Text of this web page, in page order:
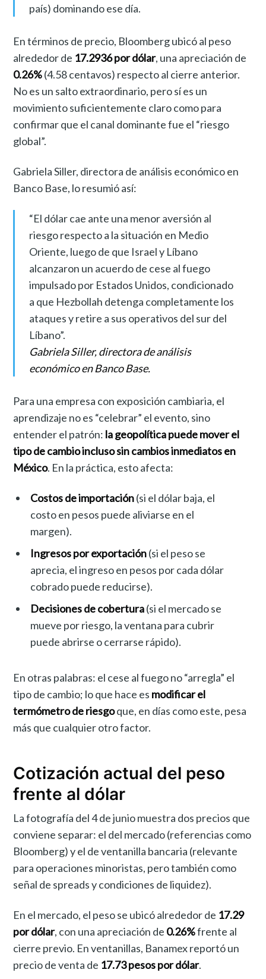
país) dominando ese día.
En términos de precio, Bloomberg ubicó al peso
alrededor de 17.2936 por dólar, una apreciación de
0.26%(4.58 centavos) respecto al cierre anterior.
No es un salto extraordinario, pero sí es un
movimiento suficientemente claro como para
confirmar que el canal dominante fue el “riesgo
global”.
Gabriela Siller, directora de análisis económico en
Banco Base, lo resumió así:
“El dólar cae ante una menor aversión al
riesgo respecto a la situación en Medio
Oriente, luego de que Israel y Líbano
alcanzaron un acuerdo de cese al fuego
impulsado por Estados Unidos, condicionado
a que Hezbollah detenga completamente los
ataques y retire a sus operativos del sur del
Líbano”.
Gabriela Siller, directora de análisis
económico en Banco Base.
Para una empresa con exposición cambiaria, el
aprendizaje no es “celebrar” el evento, sino
entender el patrón: la geopolítica puede mover el
tipo de cambio incluso sin cambios inmediatos en
México. En la práctica, esto afecta:
Costos de importación(si el dólar baja, el
costo en pesos puede aliviarse en el
margen).
Ingresos por exportación(si el peso se
aprecia, el ingreso en pesos por cada dólar
cobrado puede reducirse).
Decisiones de cobertura(si el mercado se
mueve por riesgo, la ventana para cubrir
puede abrirse o cerrarse rápido).
En otras palabras: el cese al fuego no “arregla” el
tipo de cambio; lo que hace es modificar el
termómetro de riesgoque, en días como este, pesa
más que cualquier otro factor.
Cotización actual del peso
frente al dólar
La fotografía del 4 de junio muestra dos precios que
conviene separar: el del mercado (referencias como
Bloomberg) y el de ventanilla bancaria (relevante
para operaciones minoristas, pero también como
señal de spreads y condiciones de liquidez).
En el mercado, el peso se ubicó alrededor de 17.29
por dólar, con una apreciación de 0.26%frente al
cierre previo. En ventanillas, Banamex reportó un
precio de venta de 17.73 pesos por dólar.